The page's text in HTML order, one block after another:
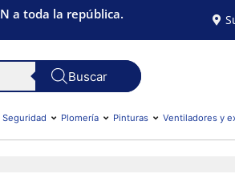
a toda la república.
Seguridad Plomería Pinturas Ventiladores y